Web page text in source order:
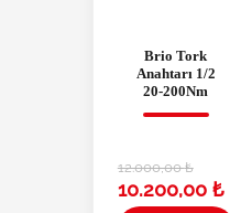
Brio Tork
Anahtarı 1/2
20-200Nm
12.000,00₺
10.200,00 ₺